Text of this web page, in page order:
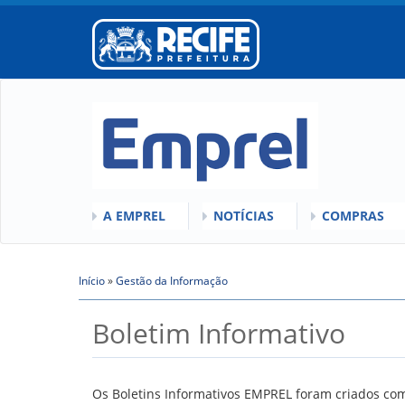
A EMPREL
VÍDEOS
CONSELHOS
LOCALIZAÇÃO
GESTORES
NOTÍCIAS COMPRAS
Você está aqui
Início»Gestão da Informação
Boletim Informativo
Os Boletins Informativos EMPREL foram criados